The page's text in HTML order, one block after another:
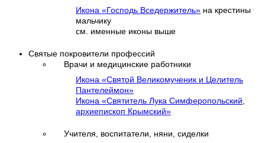
Икона «Господь Вседержитель» на крестины
мальчику
см. именные иконы выше
Святые покровители профессий
Врачи и медицинские работники
Икона «Святой Великомученик и Целитель
Пантелеймон»
Икона «Святитель Лука Симферопольский,
архиепископ Крымский»
Учителя, воспитатели, няни, сиделки